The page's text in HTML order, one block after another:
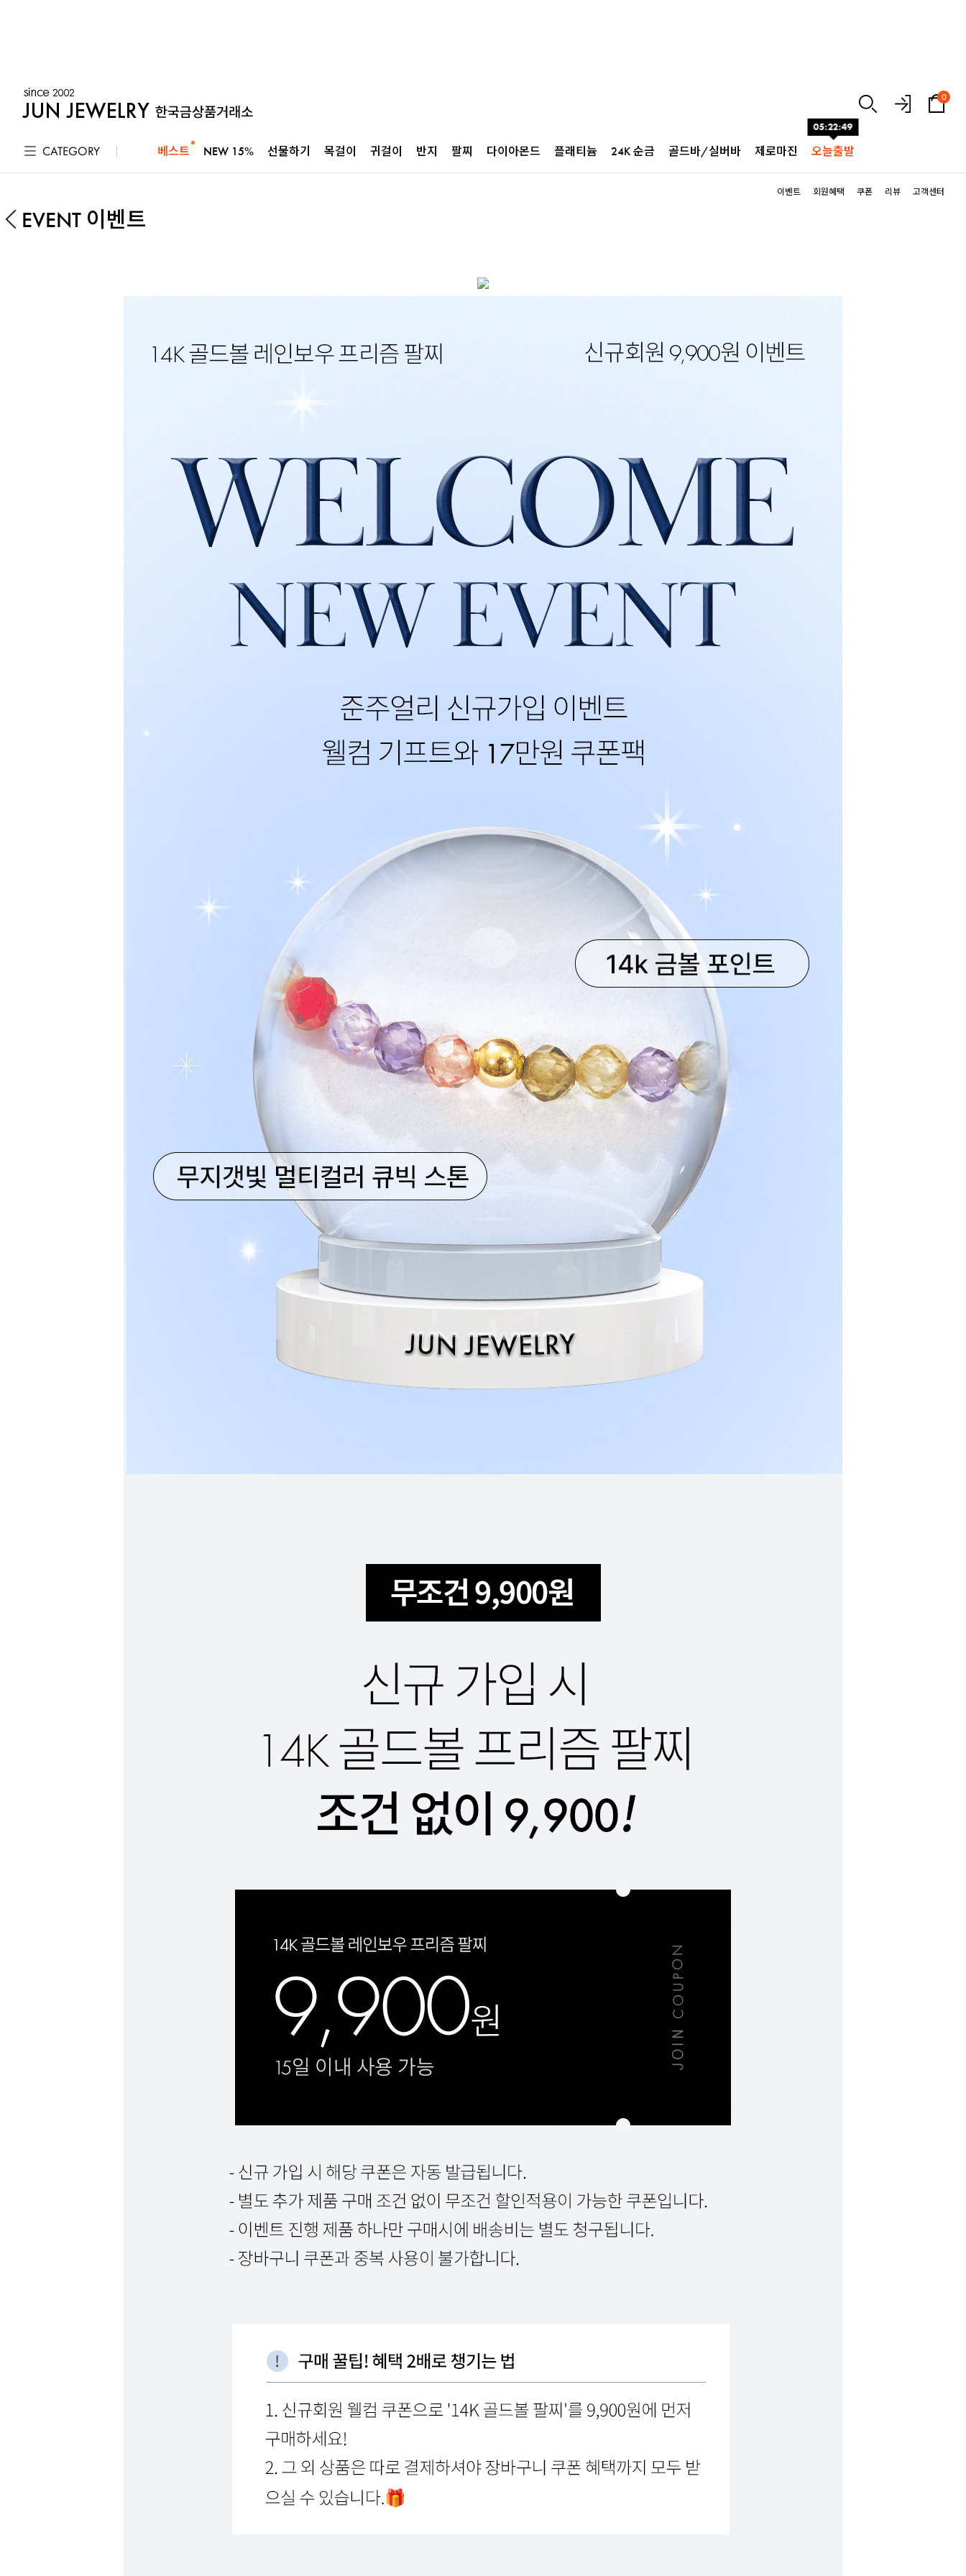
0
CATEGORY 베스트 NEW 15% 선물하기 목걸이 귀걸이 반지 팔찌 다이아몬드 플래티늄 24K 순금 골드바/실버바 제로마진
05:22:47
오늘출발
이벤트 회원혜택 쿠폰 리뷰 고객센터
EVENT 이벤트